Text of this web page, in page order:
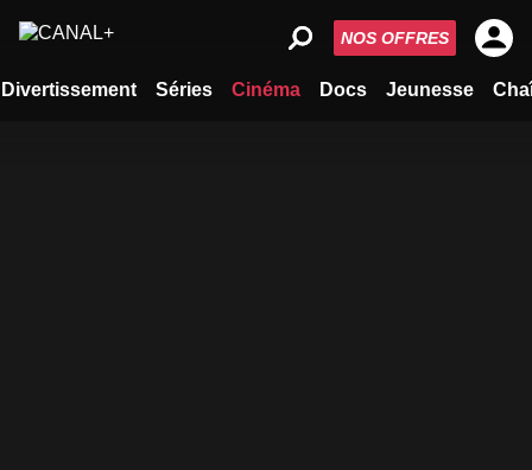
Divertissement Séries Cinéma Docs Jeunesse
NOS OFFRES